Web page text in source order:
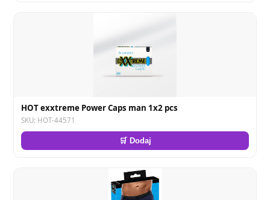
HOT exxtreme Power Caps man 1x2 pcs
SKU: HOT-44571
🛒 Dodaj